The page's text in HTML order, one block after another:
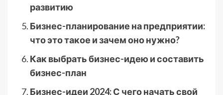
развитию
Бизнес-планирование на предприятии:
что это такое и зачем оно нужно?
Как выбрать бизнес-идею и составить
бизнес-план
Бизнес-идеи 2024: С чего начать свой